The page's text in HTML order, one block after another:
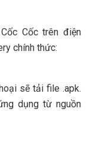
Cốc trên điện
chính thức:
sẽ tải file .apk.
dụng từ nguồn